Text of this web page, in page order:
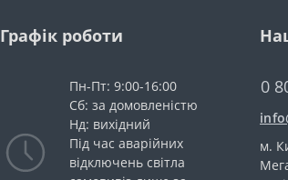
Графік роботи
Пн-Пт: 9:00-16:00
Сб: за домовленістю
Нд: вихідний
Під час аварійних
відключень світла
0
м.